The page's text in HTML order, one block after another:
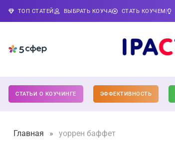
ТОП СТАТЕЙ ВЫБРАТЬ КОУЧА СТАТЬ КОУЧЕМ
СТАТЬИ О КОУЧИНГЕ ЭФФЕКТИВНОСТЬ
Главная » уоррен баффет